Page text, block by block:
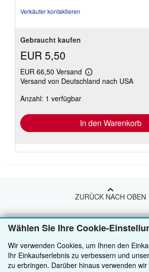
Wählen Sie Ihre Cookie-
Wir verwenden Cookies, um Ihnen den
Ihr Einkaufserlebnis zu verbessern und
zu erbringen. Darüber hinaus verwenden wir
Verkäufer kontaktieren
Gebraucht kaufen
EUR 5,50
EUR 66,50 Versand
Weitere
Informationen
Versand von Deutschland nach USA
Anzahl: 1 verfügbar
In den Warenkorb
ZURÜCK NACH OBEN
Kaufen
Detailsuche
Sammlungen
Anbieten
Verkäufer werden
Über uns